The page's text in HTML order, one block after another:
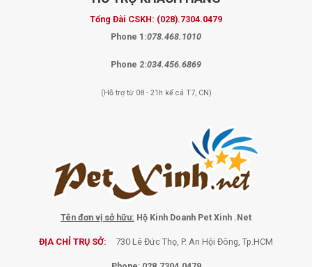
Tổng Đài CSKH: (028).7304.0479
Phone 1:078.468.1010
Phone 2:034.456.6869
(Hỗ trợ từ 08 - 21h kể cả T7, CN)
Tên đơn vị sở hữu: Hộ Kinh Doanh Pet Xinh .Net
ĐỊA CHỈ TRỤ SỞ: 730 Lê Đức Thọ, P. An Hội Đông, Tp.HCM